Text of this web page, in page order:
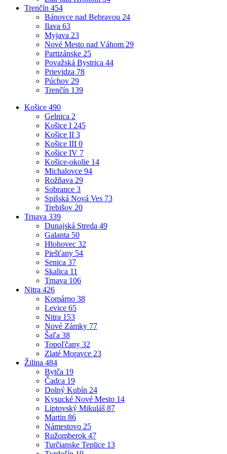
Trenčín 454
Bánovce nad Bebravou 24
Ilava 63
Myjava 23
Nové Mesto nad Váhom 29
Partizánske 25
Považská Bystrica 44
Prievidza 78
Púchov 29
Trenčín 139
Košice 490
Gelnica 2
Košice I 245
Košice II 3
Košice III 0
Košice IV 7
Košice-okolie 14
Michalovce 94
Rožňava 29
Sobrance 3
Spišská Nová Ves 73
Trebišov 20
Trnava 339
Dunajská Streda 49
Galanta 50
Hlohovec 32
Piešťany 54
Senica 37
Skalica 11
Trnava 106
Nitra 426
Komárno 38
Levice 65
Nitra 153
Nové Zámky 77
Šaľa 38
Topoľčany 32
Zlaté Moravce 23
Žilina 484
Bytča 19
Čadca 19
Dolný Kubín 24
Kysucké Nové Mesto 14
Liptovský Mikuláš 87
Martin 86
Námestovo 25
Ružomberok 47
Turčianske Teplice 13